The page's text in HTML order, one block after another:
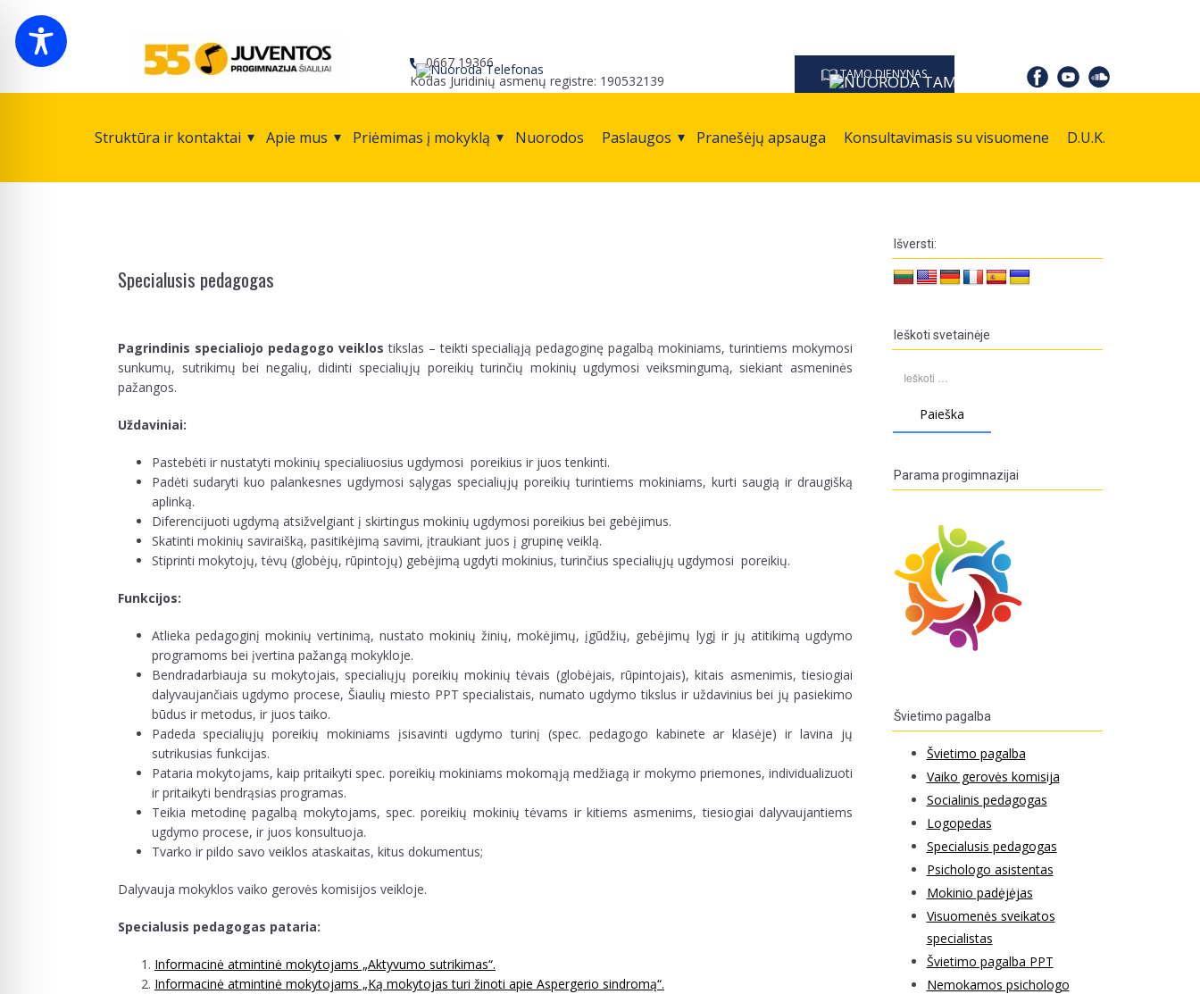
TAMO DIENYNAS
0667 19366
Kodas Juridinių asmenų registre: 190532139
Struktūra ir kontaktai Apie mus Priėmimas į mokyklą Nuorodos Paslaugos Pranešėjų apsauga Konsultavimasis su visuomene D.U.K.
Specialusis pedagogas
Pagrindinis specialiojo pedagogo veiklos tikslas – teikti specialiąją pedagoginę pagalbą mokiniams, turintiems mokymosi
sunkumų, sutrikimų bei negalių, didinti specialiųjų poreikių turinčių mokinių ugdymosi veiksmingumą, siekiant asmeninės
pažangos.
Uždaviniai:
Pastebėti ir nustatyti mokinių specialiuosius ugdymosi poreikius ir juos tenkinti.
Padėti sudaryti kuo palankesnes ugdymosi sąlygas specialiųjų poreikių turintiems mokiniams, kurti saugią ir draugišką
aplinką.
Diferencijuoti ugdymą atsižvelgiant į skirtingus mokinių ugdymosi poreikius bei gebėjimus.
Skatinti mokinių saviraišką, pasitikėjimą savimi, įtraukiant juos į grupinę veiklą.
Stiprinti mokytojų, tėvų (globėjų, rūpintojų) gebėjimą ugdyti mokinius, turinčius specialiųjų ugdymosi poreikių.
Funkcijos:
Atlieka pedagoginį mokinių vertinimą, nustato mokinių žinių, mokėjimų, įgūdžių, gebėjimų lygį ir jų atitikimą ugdymo
programoms bei įvertina pažangą mokykloje.
Bendradarbiauja su mokytojais, specialiųjų poreikių mokinių tėvais (globėjais, rūpintojais), kitais asmenimis, tiesiogiai
dalyvaujančiais ugdymo procese, Šiaulių miesto PPT specialistais, numato ugdymo tikslus ir uždavinius bei jų pasiekimo
būdus ir metodus, ir juos taiko.
Padeda specialiųjų poreikių mokiniams įsisavinti ugdymo turinį (spec. pedagogo kabinete ar klasėje) ir lavina jų
sutrikusias funkcijas.
Pataria mokytojams, kaip pritaikyti spec. poreikių mokiniams mokomąją medžiagą ir mokymo priemones, individualizuoti
ir pritaikyti bendrąsias programas.
Teikia metodinę pagalbą mokytojams, spec. poreikių mokinių tėvams ir kitiems asmenims, tiesiogiai dalyvaujantiems
ugdymo procese, ir juos konsultuoja.
Tvarko ir pildo savo veiklos ataskaitas, kitus dokumentus;
Dalyvauja mokyklos vaiko gerovės komisijos veikloje.
Specialusis pedagogas pataria:
Informacinė atmintinė mokytojams „Aktyvumo sutrikimas“.
Informacinė atmintinė mokytojams „Ką mokytojas turi žinoti apie Aspergerio sindromą“.
Išversti:
Ieškoti svetainėje
Parama progimnazijai
Švietimo pagalba
Švietimo pagalba
Vaiko gerovės komisija
Socialinis pedagogas
Logopedas
Specialusis pedagogas
Psichologo asistentas
Mokinio padėjėjas
Visuomenės sveikatos
specialistas
Švietimo pagalba PPT
Nemokamos psichologo